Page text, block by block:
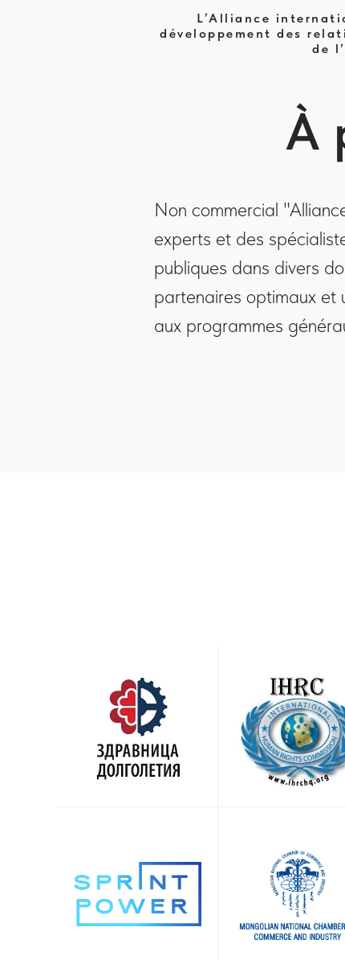
L’Alliance
développement des
de
À
Non commercial
experts et des
publiques dans divers
partenaires optimaux et
aux programmes